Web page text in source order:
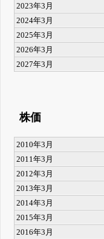
2023年3月
2024年3月
2025年3月
2026年3月
2027年3月
株価
2010年3月
2011年3月
2012年3月
2013年3月
2014年3月
2015年3月
2016年3月